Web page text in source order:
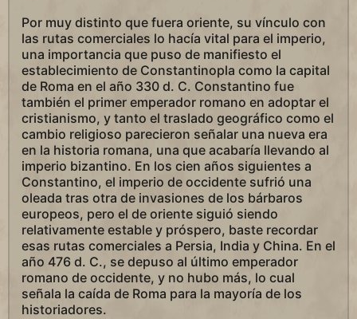
Por muy distinto que fuera oriente, su vínculo con
las rutas comerciales lo hacía vital para el imperio,
una importancia que puso de manifiesto el
establecimiento de Constantinopla como la capital
de Roma en el año 330 d. C. Constantino fue
también el primer emperador romano en adoptar el
cristianismo, y tanto el traslado geográfico como el
cambio religioso parecieron señalar una nueva era
en la historia romana, una que acabaría llevando al
imperio bizantino. En los cien años siguientes a
Constantino, el imperio de occidente sufrió una
oleada tras otra de invasiones de los bárbaros
europeos, pero el de oriente siguió siendo
relativamente estable y próspero, baste recordar
esas rutas comerciales a Persia, India y China. En el
año 476 d. C., se depuso al último emperador
romano de occidente, y no hubo más, lo cual
señala la caída de Roma para la mayoría de los
historiadores.